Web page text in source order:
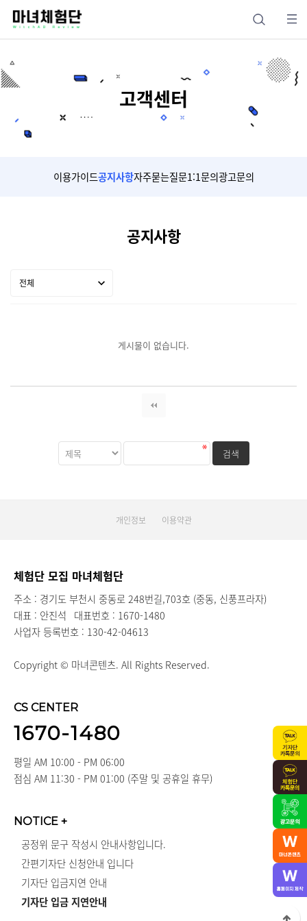
고객센터
이용가이드공지사항자주묻는질문1:1문의광고문의
공지사항
게시물이 없습니다.
개인정보 이용약관
체험단 모집 마녀체험단
주소 : 경기도 부천시 중동로 248번길,703호 (중동, 신풍프라자)
대표 : 안진석 대표번호 : 1670-1480
사업자 등록번호 : 130-42-04613
Copyright © 마녀콘텐츠. All Rights Reserved.
CS CENTER
1670-1480
평일 AM 10:00 - PM 06:00
점심 AM 11:30 - PM 01:00 (주말 및 공휴일 휴무)
NOTICE +
공정위 문구 작성시 안내사항입니다.
간편기자단 신청안내 입니다
기자단 입금지연 안내
기자단 입금 지연안내